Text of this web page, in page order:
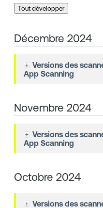
Tout développer
Décembre 2024
Versions des
App Scanning
Novembre 2024
Versions des
App Scanning
Octobre 2024
Versions des